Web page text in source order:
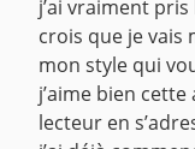
j’ai vraiment
crois que je vais
mon style qui
j’aime bien
lecteur en